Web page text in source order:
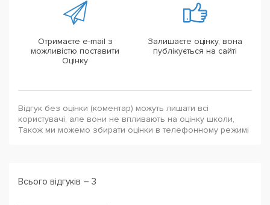
Отримаєте e-mail з
можливістю поставити
Оцінку
Залишаєте оцінку, вона
публікується на сайті
Відгук без оцінки (коментар) можуть лишати всі
користувачі, але вони не впливають на оцінку школи,
Також ми можемо збирати оцінки в телефонному режимі
Всього відгуків – 3